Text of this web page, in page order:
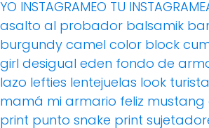
YO INSTAGRAMEO TU
asalto al probador balsamik
burgundy camel color block
girl desigual eden fondo de
lazo lefties lentejuelas look turista
mamá mi armario feliz mustang
print punto snake print